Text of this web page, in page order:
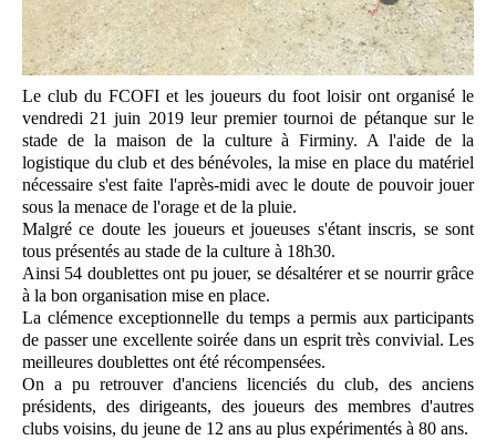
Le club du FCOFI et les joueurs du foot loisir ont organisé le
vendredi 21 juin 2019 leur premier tournoi de pétanque sur le
stade de la maison de la culture à Firminy. A l'aide de la
logistique du club et des bénévoles, la mise en place du matériel
nécessaire s'est faite l'après-midi avec le doute de pouvoir jouer
sous la menace de l'orage et de la pluie.
Malgré ce doute les joueurs et joueuses s'étant inscris, se sont
tous présentés au stade de la culture à 18h30.
Ainsi 54 doublettes ont pu jouer, se désaltérer et se nourrir grâce
à la bon organisation mise en place.
La clémence exceptionnelle du temps a permis aux participants
de passer une excellente soirée dans un esprit très convivial. Les
meilleures doublettes ont été récompensées.
On a pu retrouver d'anciens licenciés du club, des anciens
présidents, des dirigeants, des joueurs des membres d'autres
clubs voisins, du jeune de 12 ans au plus expérimentés à 80 ans.